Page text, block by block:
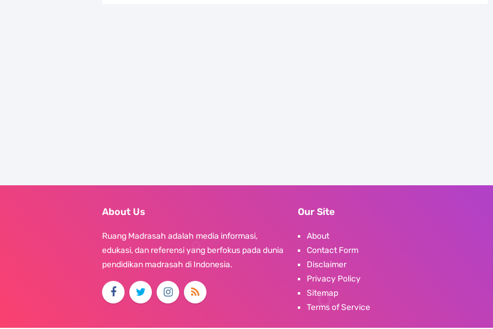
About Us
Ruang Madrasah adalah media informasi,
edukasi, dan referensi yang berfokus pada dunia
pendidikan madrasah di Indonesia.
Our Site
About
Contact Form
Disclaimer
Privacy Policy
Sitemap
Terms of Service